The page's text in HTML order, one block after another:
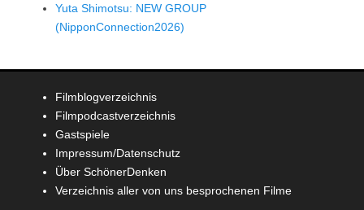
Yuta Shimotsu: NEW GROUP
(NipponConnection2026)
Filmblogverzeichnis
Filmpodcastverzeichnis
Gastspiele
Impressum/Datenschutz
Über SchönerDenken
Verzeichnis aller von uns besprochenen Filme